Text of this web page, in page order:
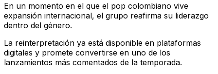
En un momento en el que el pop colombiano vive
expansión internacional, el grupo reafirma su liderazgo
dentro del género.
La reinterpretación ya está disponible en plataformas
digitales y promete convertirse en uno de los
lanzamientos más comentados de la temporada.